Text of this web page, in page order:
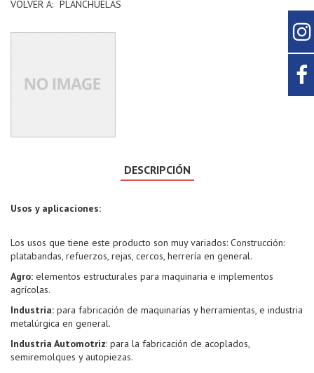
VOLVER A: PLANCHUELAS
DESCRIPCIÓN
Usos y aplicaciones:
Los usos que tiene este producto son muy variados: Construcción:
platabandas, refuerzos, rejas, cercos, herrería en general.
Agro: elementos estructurales para maquinaria e implementos
agrícolas.
Industria: para fabricación de maquinarias y herramientas, e industria
metalúrgica en general.
Industria Automotriz: para la fabricación de acoplados,
semiremolques y autopiezas.